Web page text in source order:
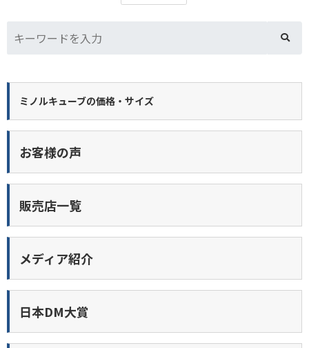
ミノルキューブの価格・サイズ
お客様の声
販売店一覧
メディア紹介
日本DM大賞